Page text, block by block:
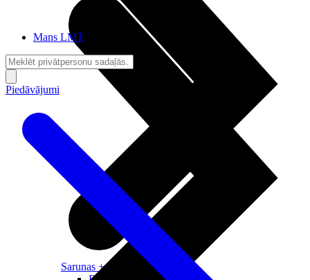
Sarunas + Internets
Mans LMT
Piedāvājumi